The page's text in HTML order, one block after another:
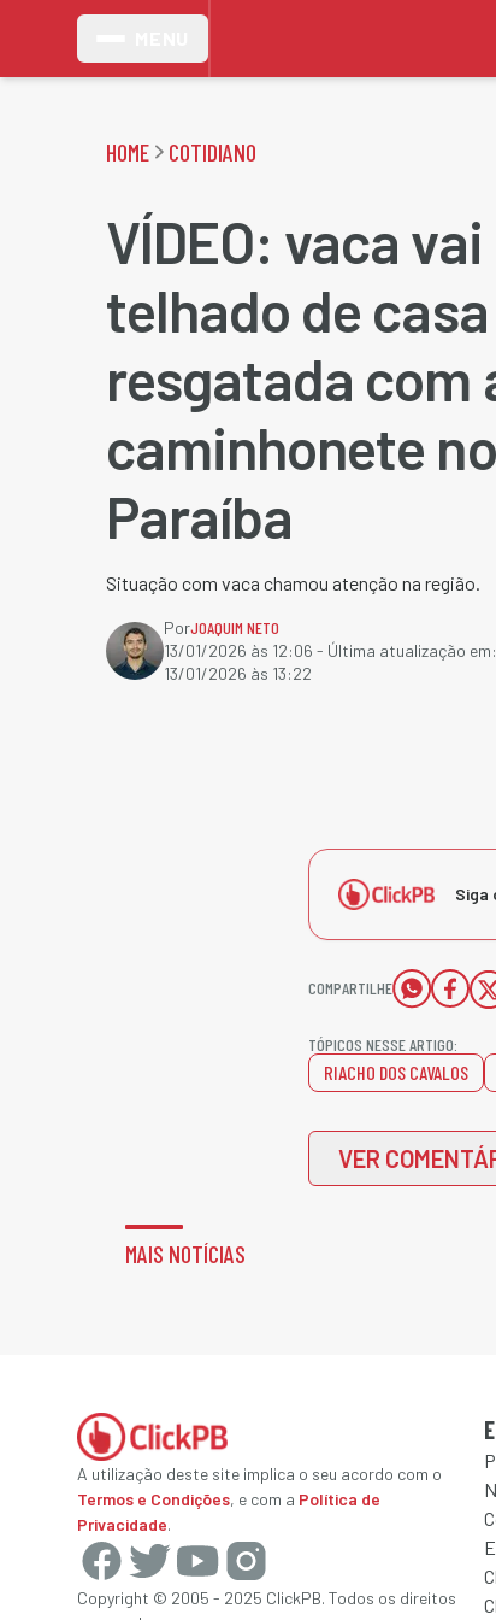
HOME COTIDIANO
VÍDEO: vaca
telhado de casa
resgatada com
caminhonete
Paraíba
Situação com vaca chamou atenção na região.
PorJOAQUIM NETO
13/01/2026 às 12:06 - Última atualização em:
13/01/2026 às 13:22
Siga
COMPARTILHE
TÓPICOS NESSE ARTIGO:
RIACHO DOS CAVALOS
VER
MAIS NOTÍCIAS
A utilização deste site implica o seu acordo com o
Termos e Condições, e com a Política de
Privacidade.
Copyright © 2005 - 2025 ClickPB. Todos os direitos